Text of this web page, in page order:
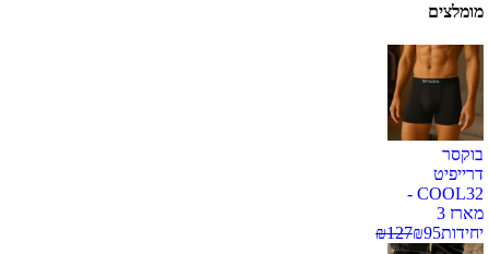
מומלצים
בוקסר
דרייפיט
COOL32 -
מארז 3
יחידות
₪95
₪127